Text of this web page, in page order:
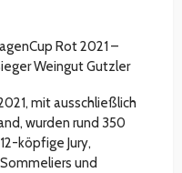
Rot 2021 –
Weingut Gutzler
mit ausschließlich
wurden rund 350
köpfige Jury,
und